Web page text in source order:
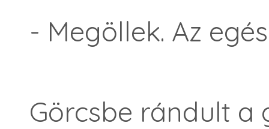
- Megöllek. Az
Görcsbe rándult